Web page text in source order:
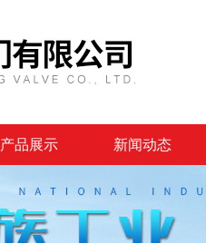
产品展示 新闻动态